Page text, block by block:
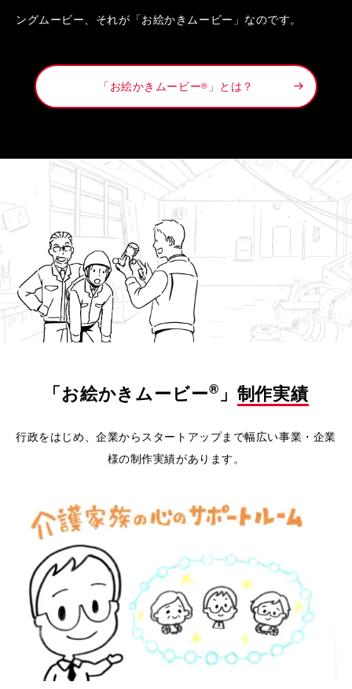
ングムービー、それが「お絵かきムービー」なのです。
「お絵かきムービー® 」とは？
「お絵かきムービー® 」 制作実績
行政をはじめ、企業からスタートアップまで幅広い事業・企業
様の制作実績があります。